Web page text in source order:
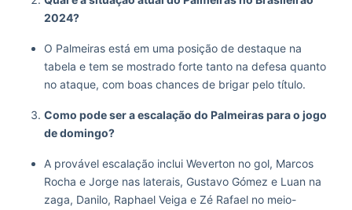
2024?
O Palmeiras está em uma posição de destaque na
tabela e tem se mostrado forte tanto na defesa quanto
no ataque, com boas chances de brigar pelo título.
Como pode ser a escalação do Palmeiras para o jogo
de domingo?
A provável escalação inclui Weverton no gol, Marcos
Rocha e Jorge nas laterais, Gustavo Gómez e Luan na
zaga, Danilo, Raphael Veiga e Zé Rafael no meio-